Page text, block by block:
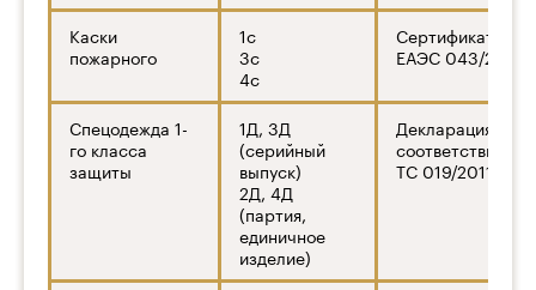
Каски
пожарного
1с
3с
4с
Сертификат ТР
ЕАЭС 043/2017
Спецодежда 1-
го класса
защиты
1Д, 3Д
(серийный
выпуск)
2Д, 4Д
(партия,
единичное
изделие)
Декларация о
соответствии ТР
ТС 019/2011